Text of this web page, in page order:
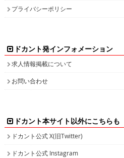
プライバシーポリシー
ドカント発インフォメーション
求人情報掲載について
お問い合わせ
ドカント本サイト以外にこちらも
ドカント公式 X(旧Twitter)
ドカント公式 Instagram